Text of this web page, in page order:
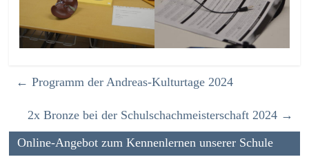
← Programm der Andreas-Kulturtage 2024
2x Bronze bei der Schulschachmeisterschaft 2024 →
Online-Angebot zum Kennenlernen unserer Schule